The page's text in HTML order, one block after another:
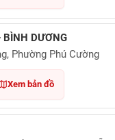
DƯƠNG
Phường Phú Cường
Xem bản đồ